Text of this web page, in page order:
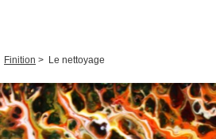
Finition > Le nettoyage